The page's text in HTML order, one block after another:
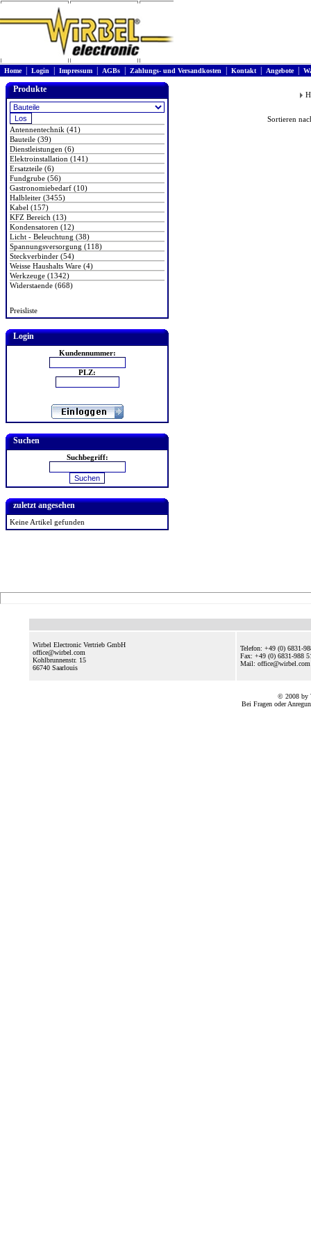
Home| Login Impressum AGBs Zahlungs- und Versandkosten Kontakt| Angebote|
Produkte
Antennentechnik (41)
Bauteile (39)
Dienstleistungen (6)
Elektroinstallation (141)
Ersatzteile (6)
Fundgrube (56)
Gastronomiebedarf (10)
Halbleiter (3455)
Kabel (157)
KFZ Bereich (13)
Kondensatoren (12)
Licht - Beleuchtung (38)
Spannungsversorgung (118)
Steckverbinder (54)
Weisse Haushalts Ware (4)
Werkzeuge (1342)
Widerstaende (668)
Preisliste
Login
Kundennummer:
PLZ:
Suchen
Suchbegriff:
zuletzt angesehen
Keine Artikel gefunden
Sortieren
Wirbel Electronic Vertrieb GmbH
office@wirbel.com
Kohlbrunnenstr. 15
66740 Saarlouis
Telefon: +49 (0) 6831-
Fax: +49 (0) 6831-988
Mail:
© 2008 by
Bei Fragen oder